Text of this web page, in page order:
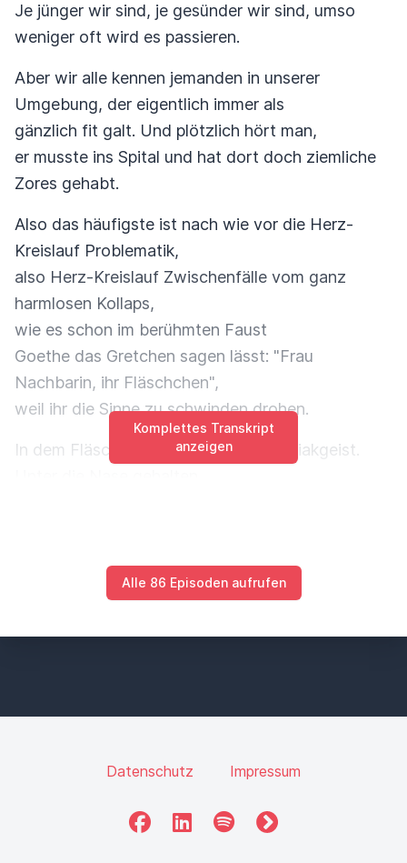
Komplettes Transkript
anzeigen
Je jünger wir sind, je gesünder wir sind, umso
weniger oft wird es passieren.
Aber wir alle kennen jemanden in unserer
Umgebung, der eigentlich immer als
gänzlich fit galt. Und plötzlich hört man,
er musste ins Spital und hat dort doch ziemliche
Zores gehabt.
Also das häufigste ist nach wie vor die Herz-
Kreislauf Problematik,
also Herz-Kreislauf Zwischenfälle vom ganz
harmlosen Kollaps,
wie es schon im berühmten Faust
Goethe das Gretchen sagen lässt: "Frau
Nachbarin, ihr Fläschchen",
weil ihr die Sinne zu schwinden drohen.
In dem Fläschchen war übrigens Salmiakgeist.
getrunken.
Flüssigkeit getrunken oder natürlich auch ich habe
zu wenig gegessen.
Alle 86 Episoden aufrufen
Datenschutz Impressum
FacebookLinkedInSpotifyfyyd